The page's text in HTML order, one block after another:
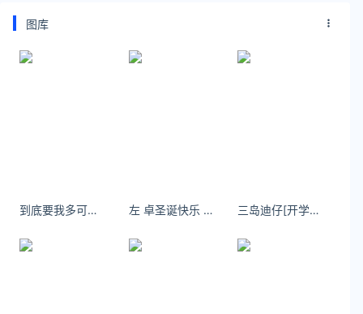
202
关注公众号：拾黑（shiheibook）了解更多
*文章为作者独立观点，不代表 文娱排行榜 立场
上出处( 文娱排行榜 )及本页链接。
图库
到底要我多可怜，才能得到你的一点同情。 左 卓圣诞快乐 有什么悄悄话都来和我说吧 三岛迪仔[开学季]跟闺蜜舒舒服服逛个大卫城不香吗！